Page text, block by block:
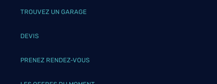
TROUVEZ UN GARAGE
DEVIS
PRENEZ RENDEZ-VOUS